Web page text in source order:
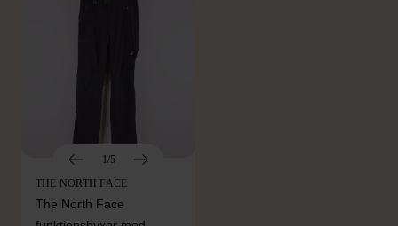
1/5
THE NORTH FACE
The North Face